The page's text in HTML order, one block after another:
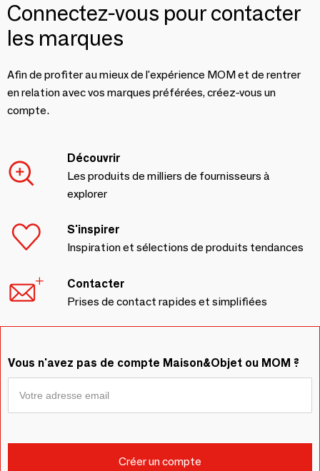
Connectez-vous pour contacter
les marques
Afin de profiter au mieux de l'expérience MOM et de rentrer
en relation avec vos marques préférées, créez-vous un
compte.
Découvrir
Les produits de milliers de fournisseurs à
explorer
S'inspirer
Inspiration et sélections de produits tendances
Contacter
Prises de contact rapides et simplifiées
Vous n'avez pas de compte Maison&Objet ou MOM ?